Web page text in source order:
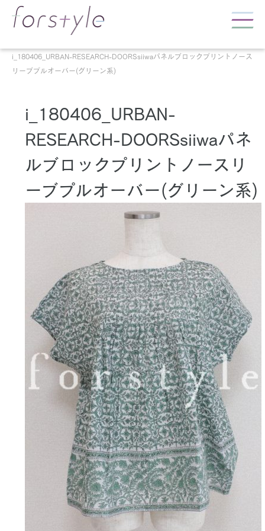
i_180406_URBAN-RESEARCH-DOORSsiiwaパネルブロックプリントノース
リーブプルオーバー(グリーン系)
i_180406_URBAN-
RESEARCH-DOORSsiiwaパネ
ルブロックプリントノースリ
ーブプルオーバー(グリーン系)